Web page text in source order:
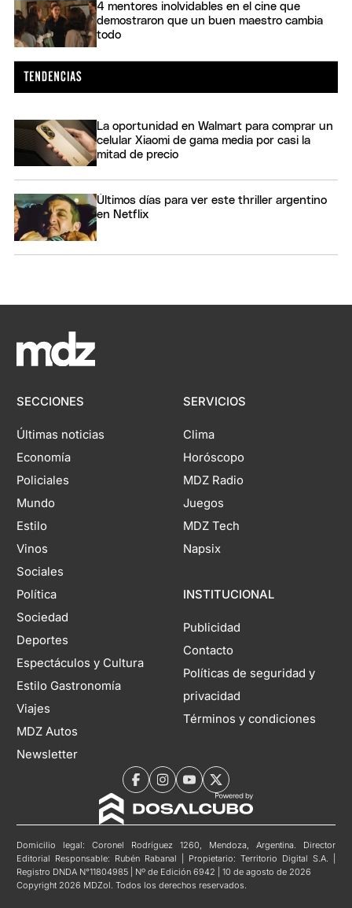
4 mentores inolvidables en el cine que
demostraron que un buen maestro cambia
todo
La oportunidad en Walmart para comprar un
celular Xiaomi de gama media por casi la
mitad de precio
Últimos días para ver este thriller argentino
en Netflix
SECCIONES
Últimas noticias
Economía
Policiales
Mundo
Estilo
Vinos
Sociales
Política
Sociedad
Deportes
Espectáculos y Cultura
Estilo Gastronomía
Viajes
MDZ Autos
Newsletter
SERVICIOS
Clima
Horóscopo
MDZ Radio
Juegos
MDZ Tech
Napsix
INSTITUCIONAL
Publicidad
Contacto
Políticas de seguridad y
privacidad
Términos y condiciones
Domicilio legal: Coronel Rodríguez 1260, Mendoza, Argentina. Director
Editorial Responsable: Rubén Rabanal | Propietario: Territorio Digital S.A. |
Registro DNDA N°11804985 | Nº de Edición 6942 | 10 de agosto de 2026
Copyright 2026 MDZol. Todos los derechos reservados.